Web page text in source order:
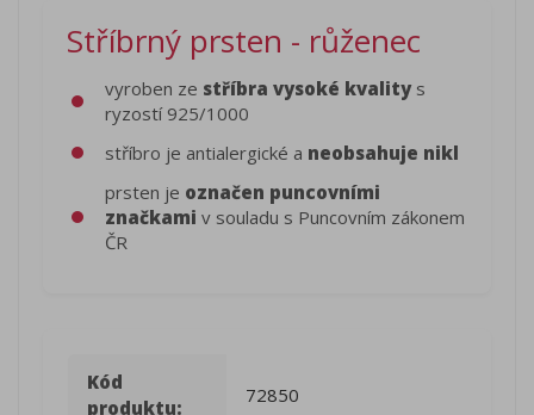
Stříbrný prsten - růženec
vyroben ze stříbra vysoké kvalitys
ryzostí 925/1000
stříbro je antialergické a neobsahuje nikl
prsten je označen puncovními
značkami v souladu s Puncovním zákonem
ČR
Kód
produktu:
72850